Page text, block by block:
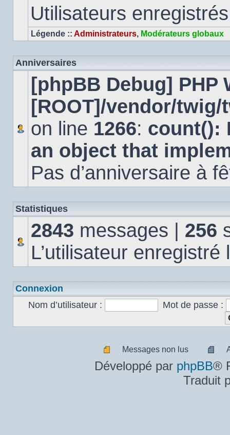
Utilisateurs
Légende :: Administrateurs, Modérateurs globaux
Anniversaires
[phpBB Debug] PHP
[ROOT]/vendor/
on line 1266: count():
an object that
Pas d’anniversaire à
Statistiques
2843 messages | 256
L’utilisateur
Connexion
Nom d’utilisateur :
Mot de passe :
Messages
non
Messages non lus
lu
Développé par phpBB®
Traduit